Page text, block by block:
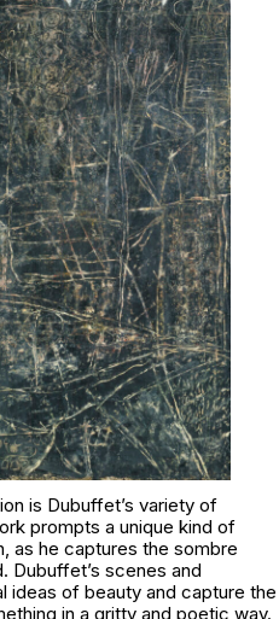
is Dubuffet’s variety of
prompts a unique kind of
as he captures the sombre
scenes and
ideas of beauty and capture the
in a gritty and poetic way.